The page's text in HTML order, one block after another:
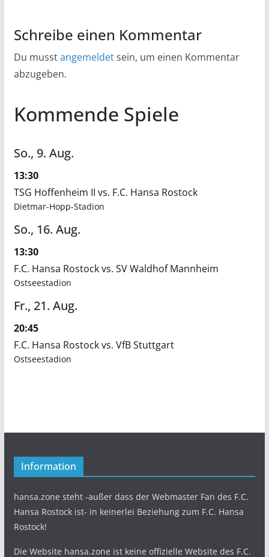
Schreibe einen Kommentar
Du musstangemeldetsein, um einen Kommentar
abzugeben.
Kommende Spiele
So., 9. Aug.
13:30
TSG Hoffenheim II vs. F.C. Hansa Rostock
Dietmar-Hopp-Stadion
So., 16. Aug.
13:30
F.C. Hansa Rostock vs. SV Waldhof Mannheim
Ostseestadion
Fr., 21. Aug.
20:45
F.C. Hansa Rostock vs. VfB Stuttgart
Ostseestadion
Information
hansa.zone steht -außer dass der Webmaster Fan des F.C.
Hansa Rostock ist- in keinerlei Beziehung zum F.C. Hansa
Rostock!
Die Website hansa.zone ist keine offizielle Website des F.C.